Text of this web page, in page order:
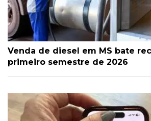
Venda de diesel em MS bate
primeiro semestre de 2026